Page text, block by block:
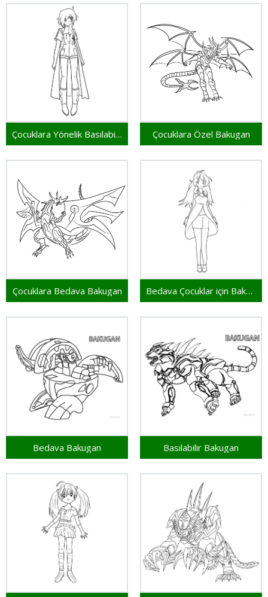
Çocuklara Yönelik Basılabilir Bakugan Çocuklara Özel Bakugan
Çocuklara Bedava Bakugan Bedava Çocuklar için Bakugan
Bedava Bakugan Basılabilir Bakugan